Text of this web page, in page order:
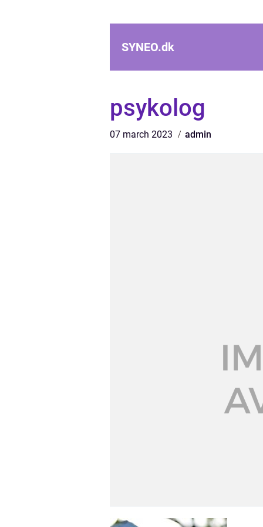
SYNEO.dk
psykolog
07 march 2023 admin